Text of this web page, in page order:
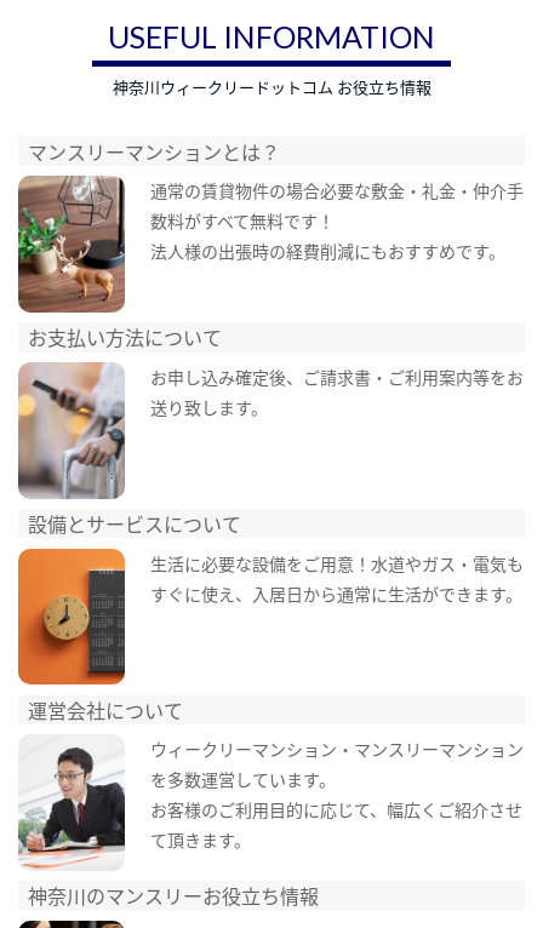
USEFUL INFORMATION
神奈川ウィークリードットコム お役立ち情報
マンスリーマンションとは？
通常の賃貸物件の場合必要な敷金・礼金・仲介手
数料がすべて無料です！
法人様の出張時の経費削減にもおすすめです。
お支払い方法について
お申し込み確定後、ご請求書・ご利用案内等をお
送り致します。
設備とサービスについて
生活に必要な設備をご用意！水道やガス・電気も
すぐに使え、入居日から通常に生活ができます。
運営会社について
ウィークリーマンション・マンスリーマンション
を多数運営しています。
お客様のご利用目的に応じて、幅広くご紹介させ
て頂きます。
神奈川のマンスリーお役立ち情報